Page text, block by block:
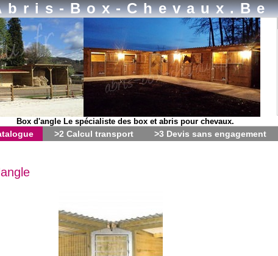
Box-Chevaux.be
Box d'angle Le spécialiste des box et abris pour chevaux.
>2 Calcul transport >3 Devis sans engagement